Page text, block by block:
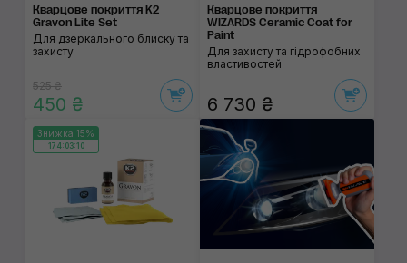
Кварцове покриття K2
Gravon Lite Set
Для дзеркального блиску та
захисту
525 ₴
450 ₴
Кварцове покриття
WIZARDS Ceramic Coat for
Paint
Для захисту та гідрофобних
властивостей
6 730 ₴
Знижка 15%
174:03:10